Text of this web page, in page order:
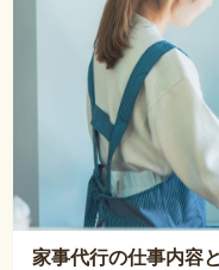
家事代行の仕事内容